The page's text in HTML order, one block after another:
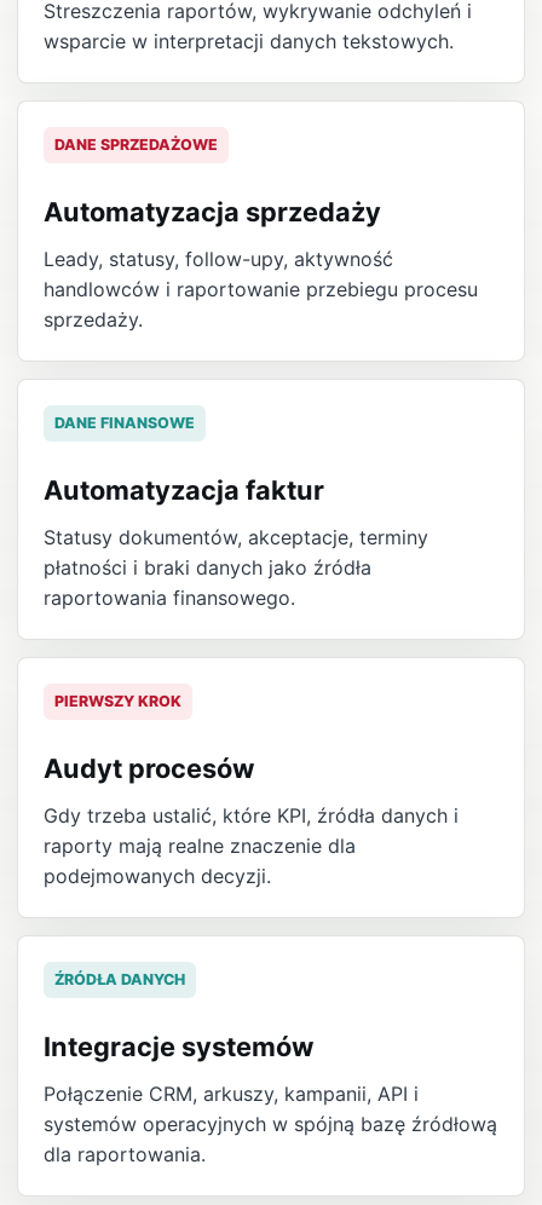
Streszczenia raportów, wykrywanie odchyleń i
wsparcie w interpretacji danych tekstowych.
DANE SPRZEDAŻOWE
Automatyzacja sprzedaży
Leady, statusy, follow-upy, aktywność
handlowców i raportowanie przebiegu procesu
sprzedaży.
DANE FINANSOWE
Automatyzacja faktur
Statusy dokumentów, akceptacje, terminy
płatności i braki danych jako źródła
raportowania finansowego.
PIERWSZY KROK
Audyt procesów
Gdy trzeba ustalić, które KPI, źródła danych i
raporty mają realne znaczenie dla
podejmowanych decyzji.
ŹRÓDŁA DANYCH
Integracje systemów
Połączenie CRM, arkuszy, kampanii, API i
systemów operacyjnych w spójną bazę źródłową
dla raportowania.